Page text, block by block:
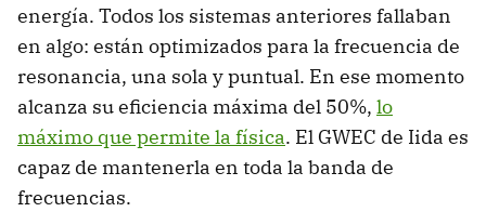
energía. Todos los sistemas anteriores fallaban
en algo: están optimizados para la frecuencia de
resonancia, una sola y puntual. En ese momento
alcanza su eficiencia máxima del 50%, lo
máximo que permite la física. El GWEC de Iida es
capaz de mantenerla en toda la banda de
frecuencias.